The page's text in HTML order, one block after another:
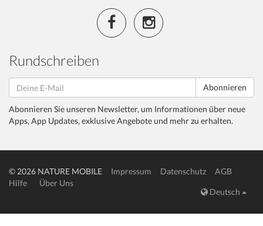
Rundschreiben
Abonnieren
Abonnieren Sie unseren Newsletter, um Informationen über neue
Apps, App Updates, exklusive Angebote und mehr zu erhalten.
© 2026 NATURE MOBILE Impressum Datenschutz
AGB
Hilfe
Über Uns
Deutsch